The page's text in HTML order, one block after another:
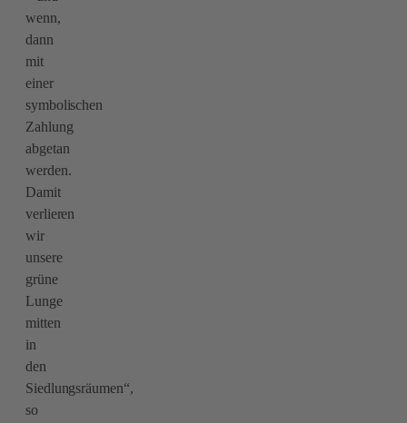
wenn,
dann
mit
einer
symbolischen
Zahlung
abgetan
werden.
Damit
verlieren
wir
unsere
grüne
Lunge
mitten
in
den
Siedlungsräumen“,
so